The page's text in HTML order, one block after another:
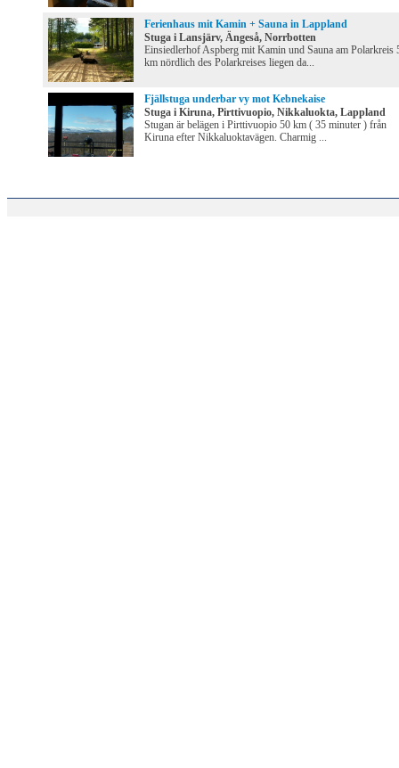
Ferienhaus mit Kamin + Sauna in Lappland
Stuga i Lansjärv, Ängeså, Norrbotten
Einsiedlerhof Aspberg mit Kamin und Sauna am Polarkreis
km nördlich des Polarkreises liegen da...
Fjällstuga underbar vy mot Kebnekaise
Stuga i Kiruna, Pirttivuopio, Nikkaluokta, Lappland
Stugan är belägen i Pirttivuopio 50 km ( 35 minuter ) från
Kiruna efter Nikkaluoktavägen. Charmig ...